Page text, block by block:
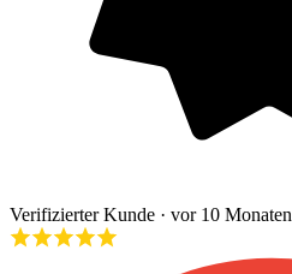
Verifizierter Kunde · vor 10 Monaten